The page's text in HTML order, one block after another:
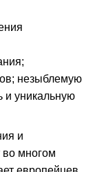
незыблемую
и уникальную
и
во многом